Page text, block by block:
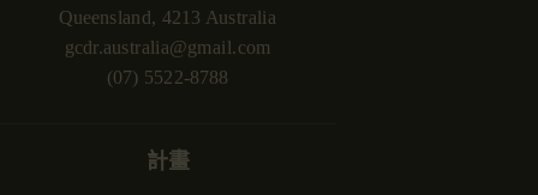
Queensland, 4213 Australia
gcdr.australia@gmail.com
(07) 5522-8788
計畫